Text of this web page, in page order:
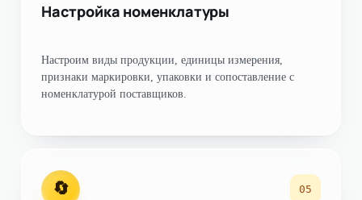
Настройка номенклатуры
Настроим виды продукции, единицы измерения,
признаки маркировки, упаковки и сопоставление с
номенклатурой поставщиков.
🔄 05